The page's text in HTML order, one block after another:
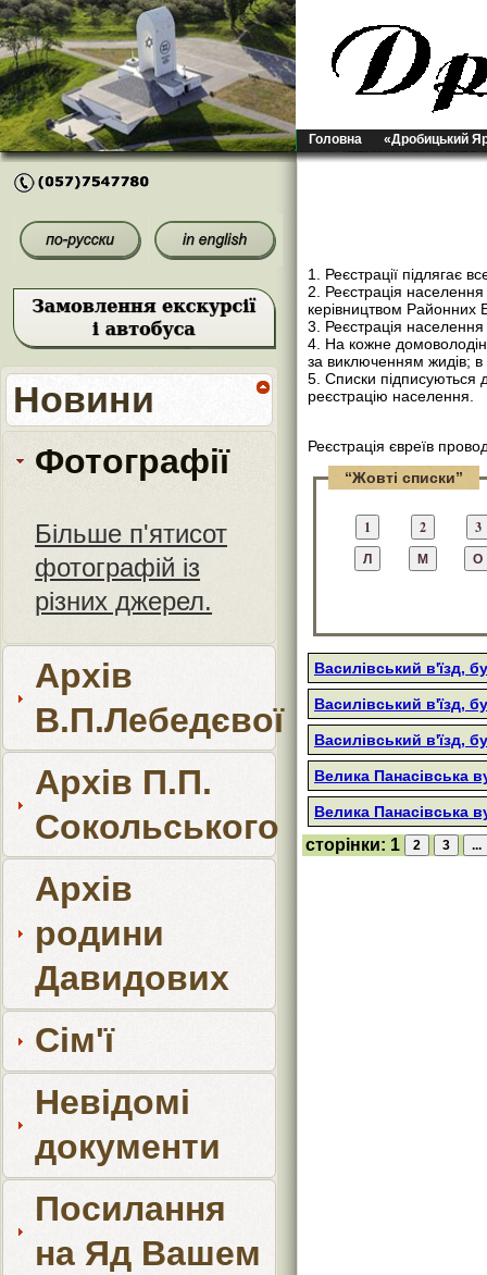
Головна «Дробицький
Новини
Фотографії
Більше п'ятисот
фотографій із
різних джерел.
Архів
В.П.Лебедєвої
Архів П.П.
Сокольського
Архів
родини
Давидових
Сім'ї
Невідомі
документи
Посилання
на Яд Вашем
1. Реєстрації підлягає
2. Реєстрація
керівництвом Районних
3. Реєстрація
4. На кожне
за виключенням жидів; в
5. Списки підписуються
реєстрацію населення.
Реєстрація євреїв
“Жовті списки”
Василівський в'їзд,
Василівський в'їзд,
Василівський в'їзд,
Велика Панасівська
Велика Панасівська
сторінки: 1